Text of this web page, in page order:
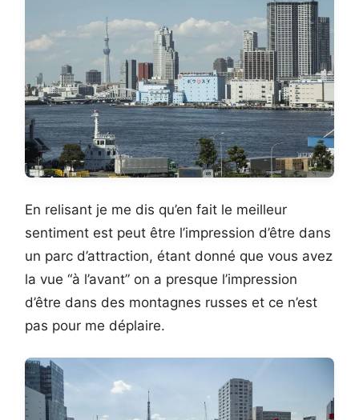
En relisant je me dis qu’en fait le meilleur
sentiment est peut être l’impression d’être dans
un parc d’attraction, étant donné que vous avez
la vue “à l’avant” on a presque l’impression
d’être dans des montagnes russes et ce n’est
pas pour me déplaire.